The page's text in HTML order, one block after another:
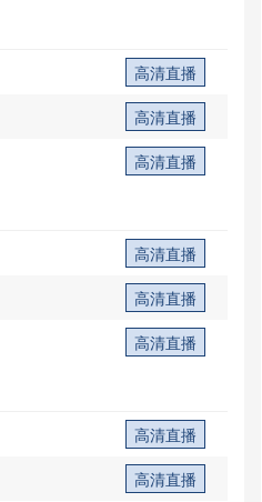
高清直播
高清直播
高清直播
高清直播
高清直播
高清直播
高清直播
高清直播